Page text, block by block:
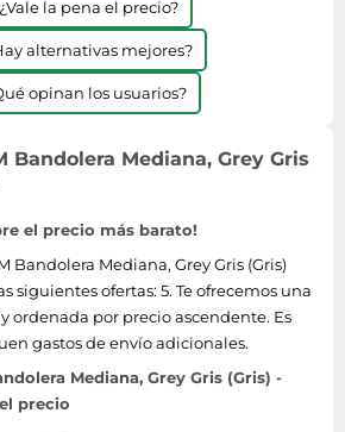
la pena el precio?
alternativas mejores?
opinan los usuarios?
Bandolera Mediana, Grey Gris
el precio más barato!
Bandolera Mediana, Grey Gris (Gris)
siguientes ofertas: 5. Te ofrecemos una
ordenada por precio ascendente. Es
gastos de envío adicionales.
Mediana, Grey Gris (Gris) -
precio